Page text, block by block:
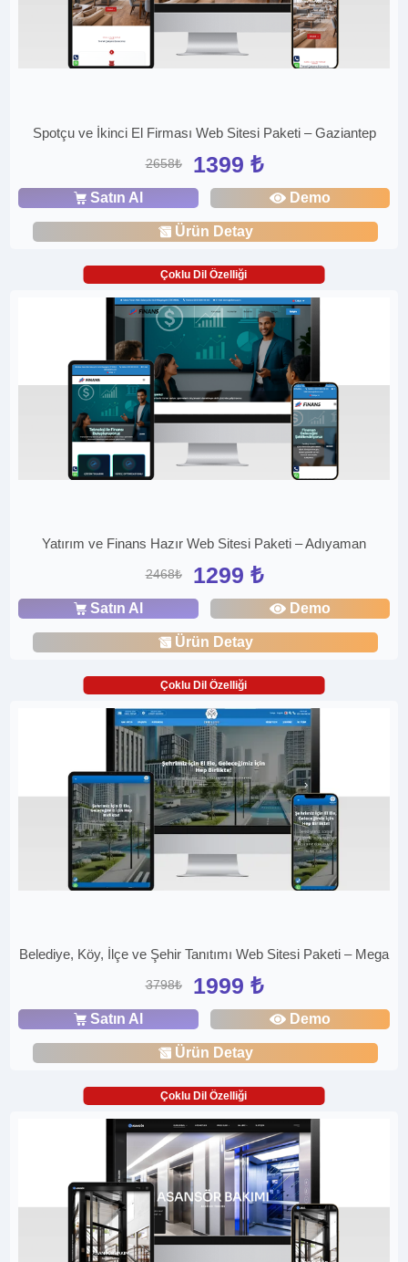
Spotçu ve İkinci El Firması Web Sitesi Paketi – Gaziantep
2658₺ 1399 ₺
Satın Al Demo
Ürün Detay
Çoklu Dil Özelliği
Yatırım ve Finans Hazır Web Sitesi Paketi – Adıyaman
2468₺ 1299 ₺
Satın Al Demo
Ürün Detay
Çoklu Dil Özelliği
Belediye, Köy, İlçe ve Şehir Tanıtımı Web Sitesi Paketi – Mega
3798₺ 1999 ₺
Satın Al Demo
Ürün Detay
Çoklu Dil Özelliği